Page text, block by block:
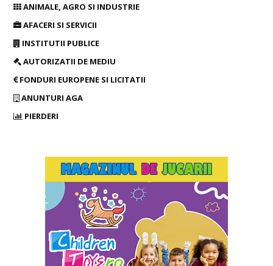
ANIMALE, AGRO SI INDUSTRIE
AFACERI SI SERVICII
INSTITUTII PUBLICE
AUTORIZATII DE MEDIU
FONDURI EUROPENE SI LICITATII
ANUNTURI AGA
PIERDERI